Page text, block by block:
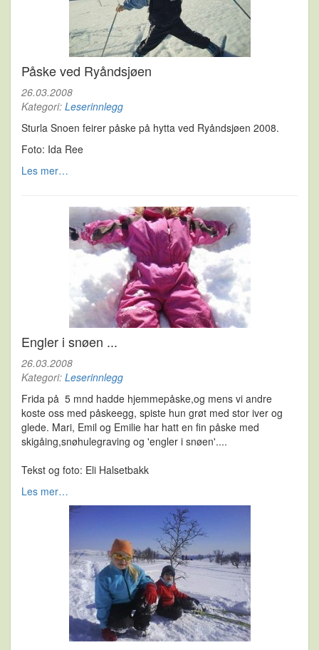
Påske ved Ryåndsjøen
26.03.2008
Kategori: Leserinnlegg
Sturla Snoen feirer påske på hytta ved Ryåndsjøen 2008.
Foto: Ida Ree
Les mer…
Engler i snøen ...
26.03.2008
Kategori: Leserinnlegg
Frida på 5 mnd hadde hjemmepåske,og mens vi andre
koste oss med påskeegg, spiste hun grøt med stor iver og
glede. Mari, Emil og Emilie har hatt en fin påske med
skigåing,snøhulegraving og 'engler i snøen'....
Tekst og foto: Eli Halsetbakk
Les mer…